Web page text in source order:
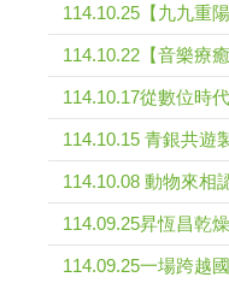
114.10.25【九九重
114.10.22【音樂療
114.10.17從數位時
114.10.15 青銀共遊
114.10.08 動物來相
114.09.25昇恆昌乾
114.09.25一場跨越